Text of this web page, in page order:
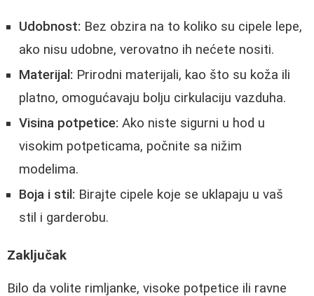
Udobnost: Bez obzira na to koliko su cipele lepe,
ako nisu udobne, verovatno ih nećete nositi.
Materijal: Prirodni materijali, kao što su koža ili
platno, omogućavaju bolju cirkulaciju vazduha.
Visina potpetice: Ako niste sigurni u hod u
visokim potpeticama, počnite sa nižim
modelima.
Boja i stil: Birajte cipele koje se uklapaju u vaš
stil i garderobu.
Zaključak
Bilo da volite rimljanke, visoke potpetice ili ravne